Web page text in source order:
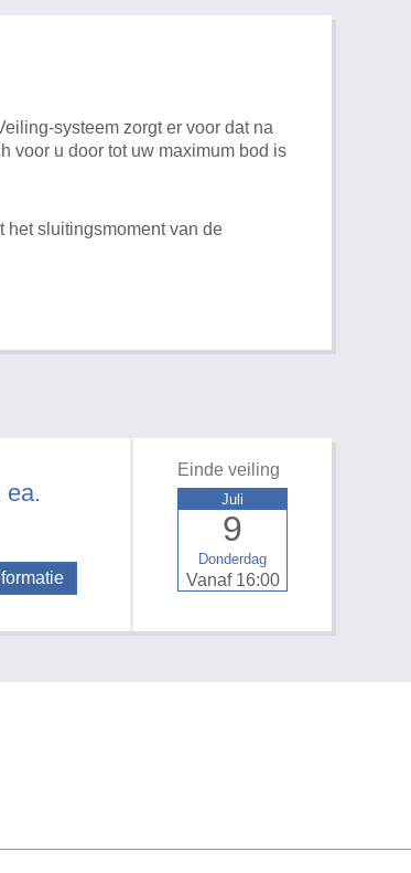
systeem zorgt er voor dat na
voor u door tot uw maximum bod is
het sluitingsmoment van de
Einde veiling
Donderdag
9
Juli
Vanaf 16:00